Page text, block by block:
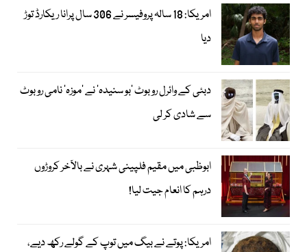
امریکا: 18 سالہ پروفیسر نے 306 سال پرانا ریکارڈ توڑ
دیا
دبئی کے وائرل روبوٹ ’بو سنیدہ‘ نے ’موزہ‘ نامی روبوٹ
سے شادی کر لی
ابوظبی میں مقیم فلپینی شہری نے بالآخر کروڑوں
درہم کا انعام جیت لیا!
امریکا: پوتے نے بیگ میں توپ کے گولے رکھ دیے،